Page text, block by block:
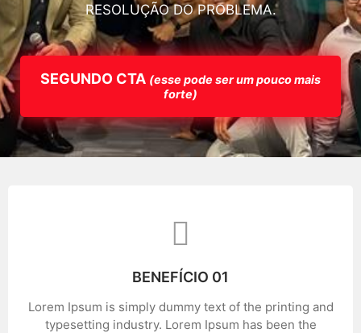
RESOLUÇÃO DO PROBLEMA.
SEGUNDO CTA (esse pode ser um pouco mais
forte)
BENEFÍCIO 01
Lorem Ipsum is simply dummy text of the printing and
typesetting industry. Lorem Ipsum has been the